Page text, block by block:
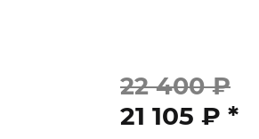
22 400 ₽
21 105 ₽ *